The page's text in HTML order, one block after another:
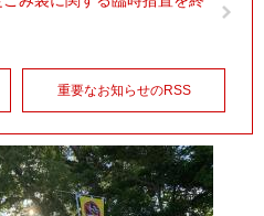
重要なお知らせのRSS